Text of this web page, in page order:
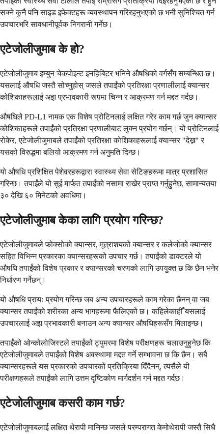
सक्ने कुनै पनि साइड इफेक्टहरू व्यवस्थापन गरिरहनुभएको छ भनी सुनिश्चित गर्न
उपचारभरि सावधानीपूर्वक निगरानी गर्नेछ।
एटेजोलीजुमाब के हो?
एटेजोलीजुमाब इम्युन चेकपोइन्ट इनहिबिटर भनिने औषधिको वर्गसँग सम्बन्धित छ।
यसलाई औषधि जस्तै सोच्नुहोस् जसले तपाईंको प्रतिरक्षा प्रणालीलाई क्यान्सर
कोशिकाहरूलाई अझ प्रभावकारी रूपमा चिन्न र आक्रमण गर्न मद्दत गर्दछ।
औषधिले PD-L1 नामक एक विशेष प्रोटिनलाई लक्षित गरेर काम गर्छ जुन क्यान्सर
कोशिकाहरूले तपाईंको प्रतिरक्षा प्रणालीबाट लुक्न प्रयोग गर्छन्। यो प्रोटिनलाई
रोकेर, एटेजोलीजुमाबले तपाईंको प्रतिरक्षा कोशिकाहरूलाई क्यान्सर "देख्न" र
यसको विरुद्धमा बलियो आक्रमण गर्न अनुमति दिन्छ।
यो औषधि प्रशिक्षित पेशेवरहरूद्वारा स्वास्थ्य सेवा सेटिङहरूमा मात्र प्रशासित
गरिन्छ। तपाईंले यो सुई मार्फत तपाईंको नसामा राखेर प्राप्त गर्नुहुनेछ, सामान्यतया
३० देखि ६० मिनेटको अवधिमा।
एटेजोलीजुमाब केका लागि प्रयोग गरिन्छ?
एटेजोलीजुमाबले फोक्सोको क्यान्सर, मूत्राशयको क्यान्सर र कलेजोको क्यान्सर
सहित विभिन्न प्रकारका क्यान्सरहरूको उपचार गर्छ। तपाईंको डाक्टरले यो
औषधि तपाईंको विशेष प्रकार र क्यान्सरको चरणको लागि उपयुक्त छ कि छैन भनेर
निर्धारण गर्नेछन्।
यो औषधि प्रायः प्रयोग गरिन्छ जब अन्य उपचारहरूले काम गरेका छैनन् वा जब
क्यान्सर तपाईंको शरीरका अन्य भागहरूमा फैलिएको छ। कहिलेकाहीँ यसलाई
उपचारलाई अझ प्रभावकारी बनाउन अन्य क्यान्सर औषधिहरूसँग मिलाइन्छ।
तपाईंको ओन्कोलोजिस्टले तपाईंको ट्युमरमा विशेष परीक्षणहरू चलाउनुहुनेछ कि
एटेजोलीजुमाबले तपाईंको विशेष अवस्थामा मद्दत गर्ने सम्भावना छ कि छैन। सबै
क्यान्सरहरूले यस प्रकारको उपचारको प्रतिक्रिया दिँदैनन्, त्यसैले यी
परीक्षणहरूले तपाईंको लागि उत्तम दृष्टिकोण मार्गदर्शन गर्न मद्दत गर्दछ।
एटेजोलीजुमाब कसरी काम गर्छ?
एटेजोलीजुमाबलाई लक्षित थेरापी मानिन्छ जसले परम्परागत केमोथेरापी जस्तै सिधै